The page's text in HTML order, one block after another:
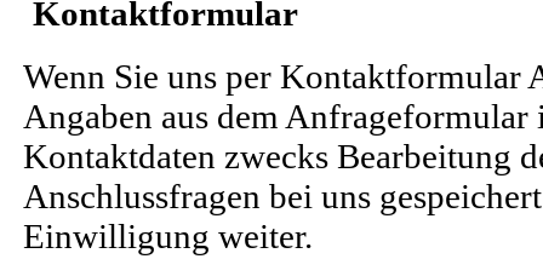
Kontaktformular
Wenn Sie uns per Kontaktformular
Angaben aus dem
Kontaktdaten zwecks Bearbeitung
Anschlussfragen bei uns
Einwilligung weiter.